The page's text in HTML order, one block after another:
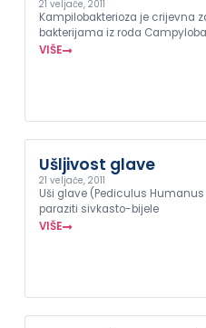
21 veljače, 2011
Kampilobakterioza je crijevna
bakterijama iz roda
VIŠE
Ušljivost glave
21 veljače, 2011
Uši glave (Pediculus
paraziti sivkasto-bijele
VIŠE